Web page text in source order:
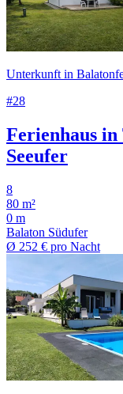
Unterkunft in
#28
Ferienhaus
Seeufer
8
80 m²
0 m
Balaton Südufer
Ø 252 € pro Nacht